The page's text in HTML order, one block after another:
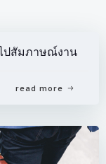
ไปสัมภาษณ์งาน
read more